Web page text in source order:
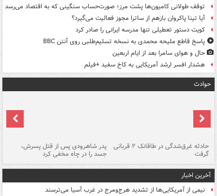
توقف طولانی کامیون‌ها پشت مرز؛ صورت‌حساب سنگینی که به اقتصاد می‌رسد
آیا تینا پاکروان بازهم از ساترا مجوز فعالیت می‌گیرد؟
کویت دستور تعطیلی تنها مدرسه ایرانی را صادر کرد
پاسخ قاطع ملیحه محمدی به نسخه تسلیم‌طلبی روی آنتن BBC
حال و هوای سامرا بعد از ایام اربعین
هشدار افسر ارشد آمریکایی به کاخ سفید +فیلم
حوادث
حادثه غرق‌شدگی در طاقانک ۲ قربانی
گرفت
پدر شاهرودی پس از قتل پسرش،
جسد را در چاه مخفی کرد
آخرین اخبار
نیمی از آمریکایی‌ها از تشدید هرج‌ومرج در غرب آسیا می‌ترسند